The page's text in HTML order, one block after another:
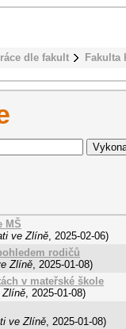
dle fakult
MŠ
ve Zlíně, 2025-02-06)
rodičů
Zlíně, 2025-01-08)
v mateřské škole
Zlíně, 2025-01-08)
ve Zlíně, 2025-01-08)